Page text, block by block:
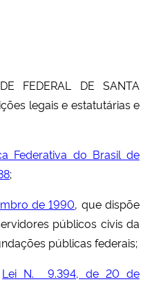
FEDERAL DE SANTA
legais e estatutárias e
Federativa do Brasil de
;
de 1990, que dispõe
públicos civis da
públicas federais;
Lei N. 9.394, de 20 de